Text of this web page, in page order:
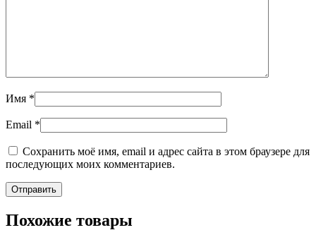
Имя *
Email *
Сохранить моё имя, email и адрес сайта в этом браузере для
последующих моих комментариев.
Похожие товары